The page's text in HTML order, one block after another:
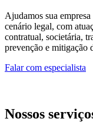
Ajudamos sua
cenário legal, com
contratual, societária,
prevenção e mitigação
Falar com especialista
Nossos